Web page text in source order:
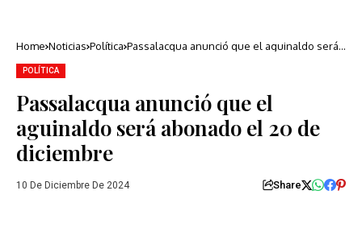
Home Noticias Política Passalacqua anunció que el aguinaldo será
POLÍTICA
Passalacqua anunció que el
aguinaldo será abonado el 20 de
diciembre
10 De Diciembre De 2024 Share